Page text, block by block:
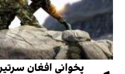
پخوانی افغان